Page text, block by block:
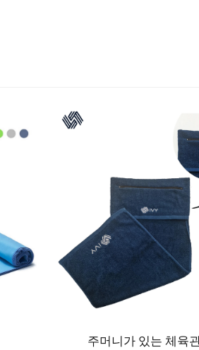
주머니가 있는 체육